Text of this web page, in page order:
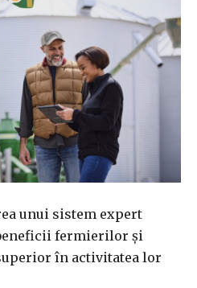
unui sistem expert
fermierilor și
în activitatea lor